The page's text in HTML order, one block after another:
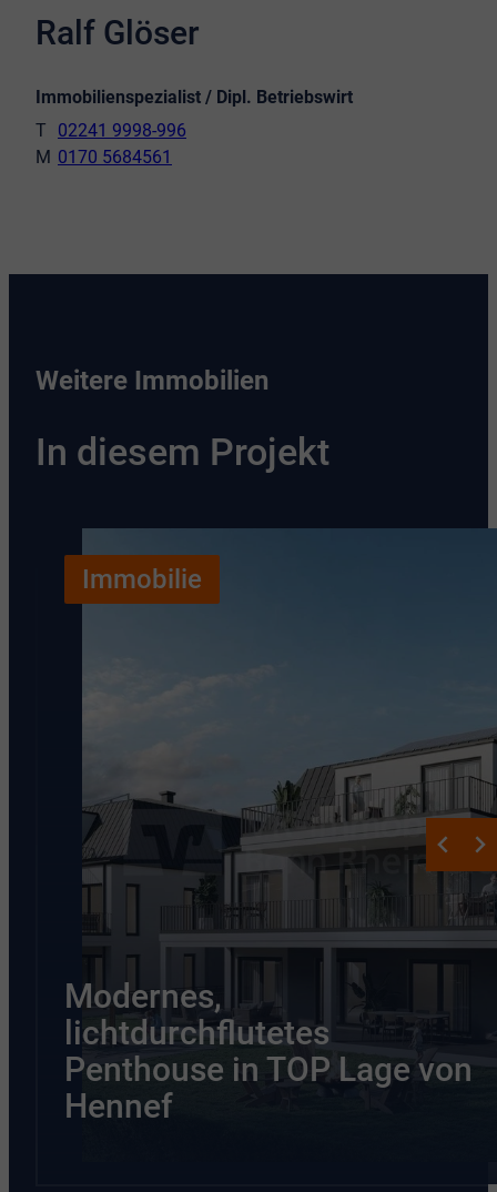
Ralf Glöser
Immobilienspezialist / Dipl. Betriebswirt
02241 9998-996
0170 5684561
Weitere Immobilien
In diesem Projekt
Immobilie
Modernes,
lichtdurchflutetes
Penthouse in TOP Lage von
Hennef